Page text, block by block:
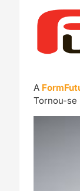
A
Tornou-se